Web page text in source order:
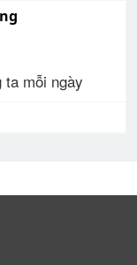
ta mỗi ngày